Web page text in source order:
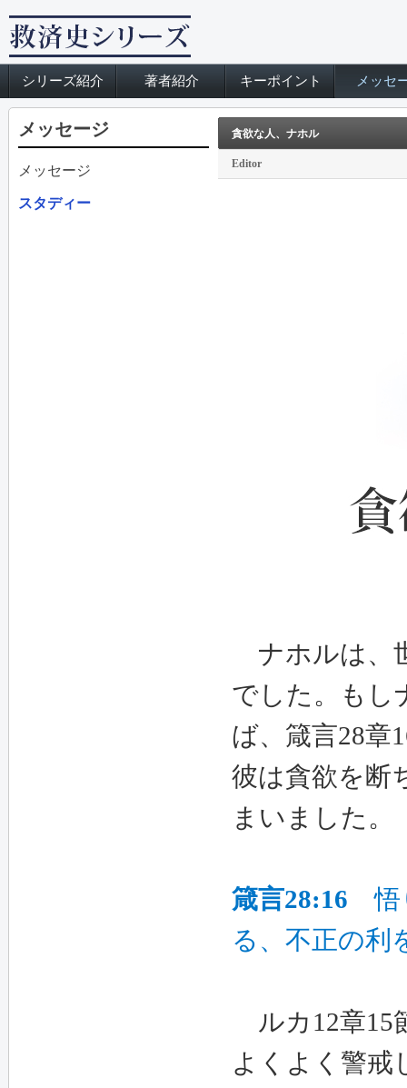
シリーズ紹介 著者紹介 キーポイント メッセ
メッセージ
メッセージ
スタディー
貪欲な人、ナホル
Editor
ナホルは、
でした。も し
ば、箴言28章
彼は貪欲を断
まいました。
箴言28:16 悟
る、不正の利
ルカ 12章15
よくよく警戒